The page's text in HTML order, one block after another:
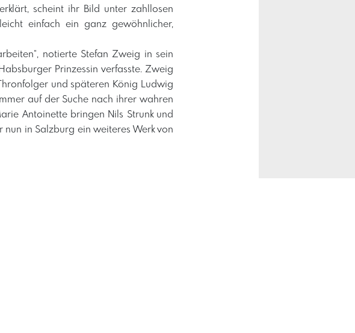
scheint ihr Bild unter zahllosen
einfach ein ganz gewöhnlicher,
notierte Stefan Zweig in sein
Prinzessin verfasste. Zweig
und späteren König Ludwig
auf der Suche nach ihrer wahren
Antoinette bringen Nils Strunk und
nun in Salzburg ein weiteres Werk von